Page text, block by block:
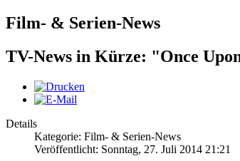
Film- & Serien-News
TV-News in Kürze: "Once
Details
Kategorie: Film- & Serien-News
Veröffentlicht: Sonntag, 27. Juli 2014 21:21